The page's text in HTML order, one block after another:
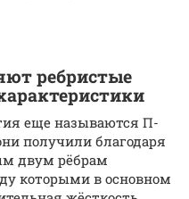
ребристые
еще называются П-
получили благодаря
двум рёбрам
которыми в основном